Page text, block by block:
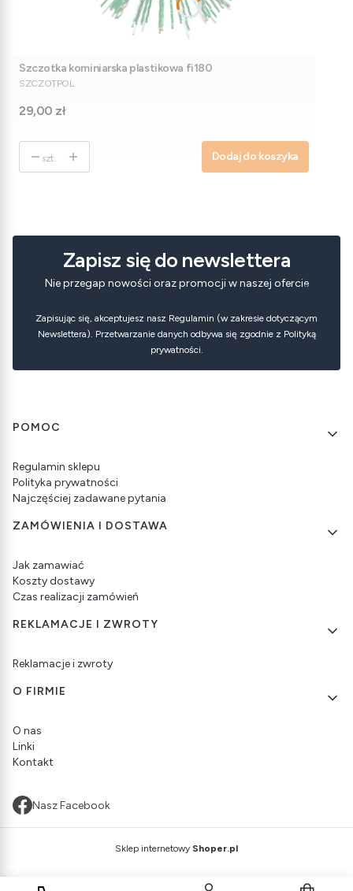
Szczotka kominiarska plastikowa fi180
PRODUCENT
SZCZOTPOL
Cena
29,00 zł
szt. Dodaj do koszyka
Zapisz się do newslettera
Nie przegap nowości oraz promocji w naszej ofercie
Zapisując się, akceptujesz nasz Regulamin (w zakresie dotyczącym
Newslettera). Przetwarzanie danych odbywa się zgodnie z Polityką
prywatności.
Linki w stopce
POMOC
Regulamin sklepu
Polityka prywatności
Najczęściej zadawane pytania
ZAMÓWIENIA I DOSTAWA
Jak zamawiać
Koszty dostawy
Czas realizacji zamówień
REKLAMACJE I ZWROTY
Reklamacje i zwroty
O FIRMIE
O nas
Linki
Kontakt
Nasz Facebook
Sklep internetowy Shoper.pl